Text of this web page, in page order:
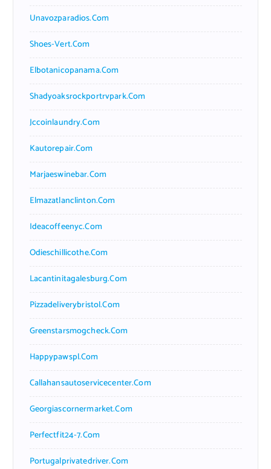
Unavozparadios.com
Shoes-Vert.com
Elbotanicopanama.com
Shadyoaksrockportrvpark.com
Jccoinlaundry.com
Kautorepair.com
Marjaeswinebar.com
Elmazatlanclinton.com
Ideacoffeenyc.com
Odieschillicothe.com
Lacantinitagalesburg.com
Pizzadeliverybristol.com
Greenstarsmogcheck.com
Happypawspl.com
Callahansautoservicecenter.com
Georgiascornermarket.com
Perfectfit24-7.com
Portugalprivatedriver.com